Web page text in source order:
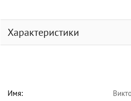
Характеристики
Имя: